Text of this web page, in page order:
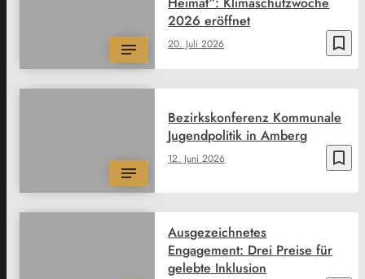
bookmark_border
20. Juli 2026
2026 eröffnet
bookmark_border
12. Juni 2026
Bezirkskonferenz Kommunale
Jugendpolitik in Amberg
Ausgezeichnetes
Engagement: Drei Preise für
gelebte Inklusion